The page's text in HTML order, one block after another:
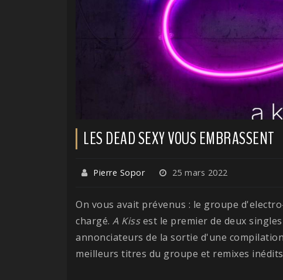
LES DEAD SEXY VOUS EMBRASSENT
Pierre Sopor 25 mars 2022
On vous avait prévenus : le groupe
chargé. A Kissest le premier de deux singles
annonciateurs de la sortie d'une
meilleurs titres du groupe et remixes